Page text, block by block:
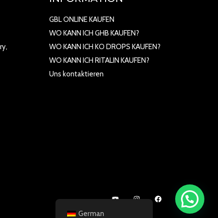
GBL ONLINE KAUFEN
WO KANN ICH GHB KAUFEN?
WO KANN ICH KO DROPS KAUFEN?
WO KANN ICH RITALIN KAUFEN?
Uns kontaktieren
German